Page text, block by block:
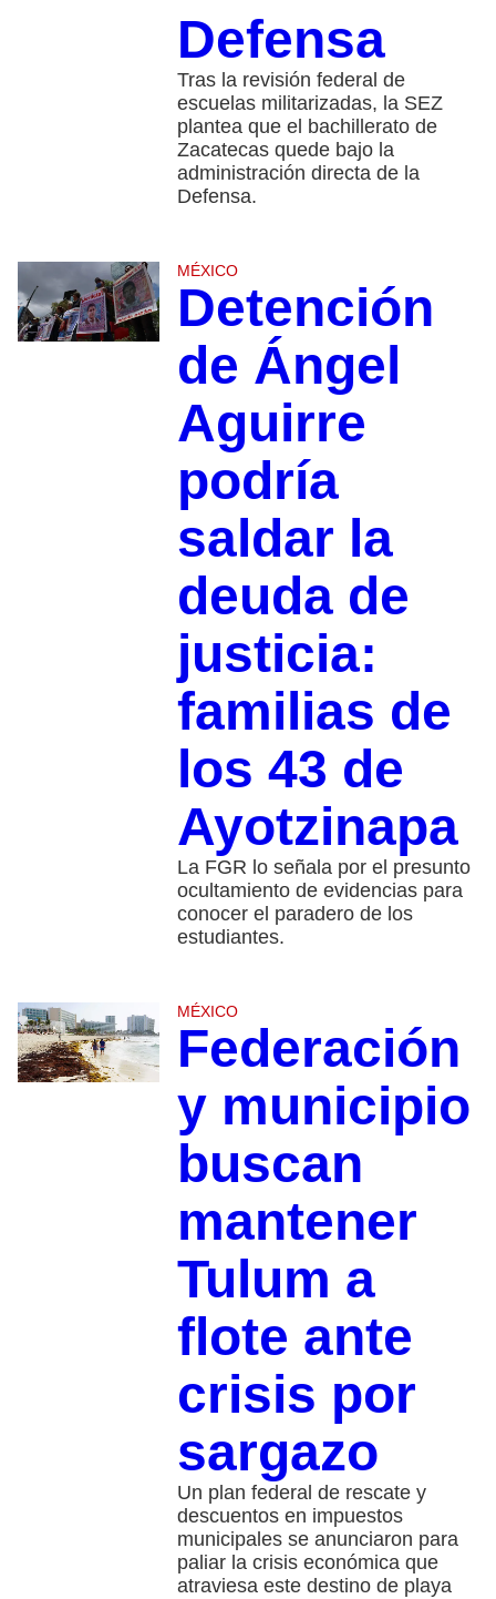
Defensa
Tras la revisión federal de
escuelas militarizadas, la SEZ
plantea que el bachillerato de
Zacatecas quede bajo la
administración directa de la
Defensa.
MÉXICO
Detención
de Ángel
Aguirre
podría
saldar la
deuda de
justicia:
familias de
los 43 de
Ayotzinapa
La FGR lo señala por el presunto
ocultamiento de evidencias para
conocer el paradero de los
estudiantes.
MÉXICO
Federación
y municipio
buscan
mantener
Tulum a
flote ante
crisis por
sargazo
Un plan federal de rescate y
descuentos en impuestos
municipales se anunciaron para
paliar la crisis económica que
atraviesa este destino de playa